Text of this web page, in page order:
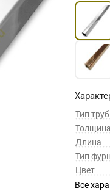
Тип
Длина
Тип
Цвет
Все